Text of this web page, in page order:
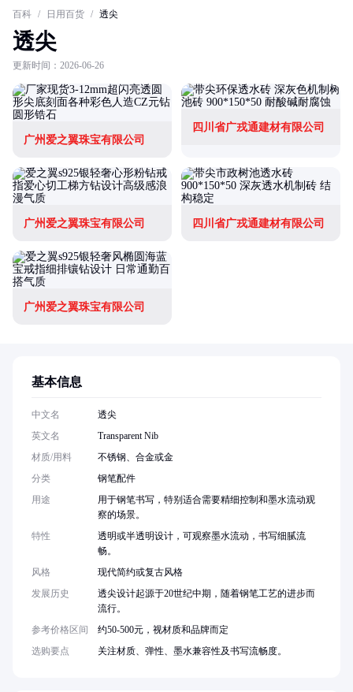
百科 / 日用百货 / 透尖
透尖
更新时间：2026-06-26
广州爱之翼珠宝有限公司
四川省广戎通建材有限公司
广州爱之翼珠宝有限公司 四川省广戎通建材有限公司
广州爱之翼珠宝有限公司
基本信息
中文名
透尖
英文名
Transparent Nib
材质/用料
不锈钢、合金或金
分类
钢笔配件
用途
用于钢笔书写，特别适合需要精细控制和墨水流动观
察的场景。
特性
透明或半透明设计，可观察墨水流动，书写细腻流
畅。
风格
现代简约或复古风格
发展历史
透尖设计起源于20世纪中期，随着钢笔工艺的进步而
流行。
参考价格区间
约50-500元，视材质和品牌而定
选购要点
关注材质、弹性、墨水兼容性及书写流畅度。